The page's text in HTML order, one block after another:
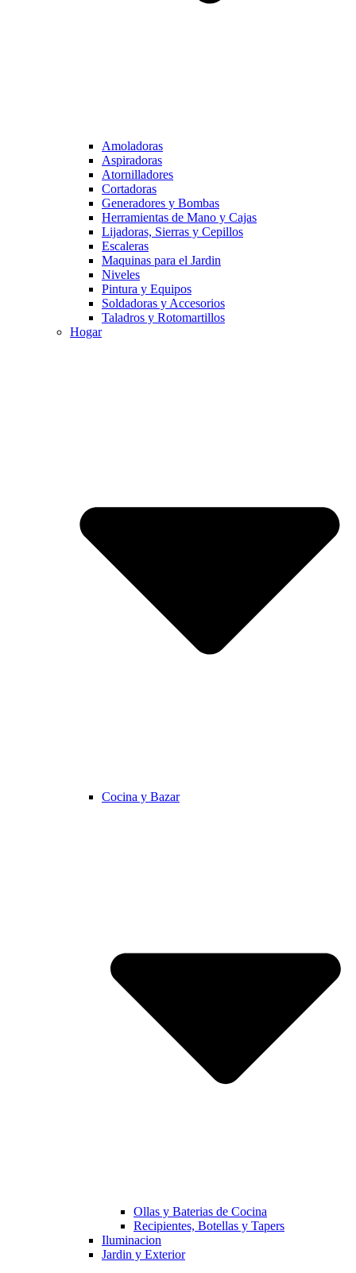
Amoladoras
Aspiradoras
Atornilladores
Cortadoras
Generadores y Bombas
Herramientas de Mano y Cajas
Lijadoras, Sierras y Cepillos
Escaleras
Maquinas para el Jardin
Niveles
Pintura y Equipos
Soldadoras y Accesorios
Taladros y Rotomartillos
Hogar
Cocina y Bazar
Ollas y Baterias de Cocina
Recipientes, Botellas y Tapers
Iluminacion
Jardin y Exterior